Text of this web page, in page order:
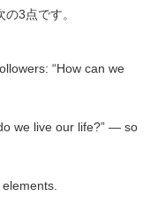
3点です。
“How can we
we live our life?” — so